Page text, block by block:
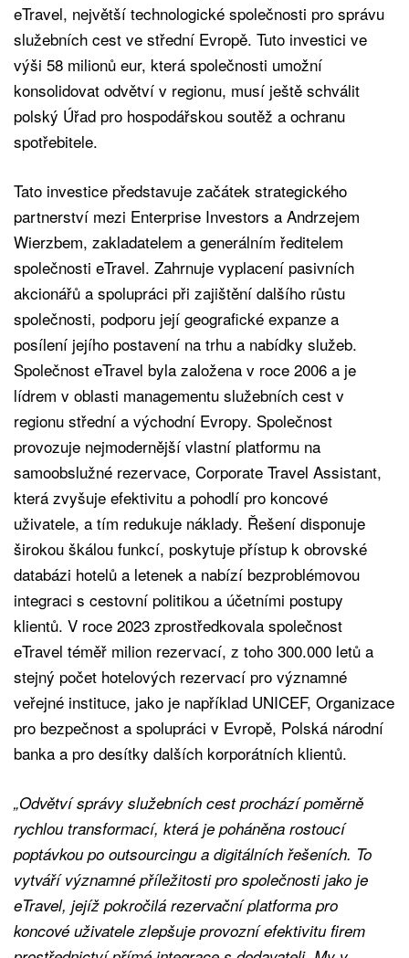
eTravel, největší technologické společnosti pro správu
služebních cest ve střední Evropě. Tuto investici ve
výši 58 milionů eur, která společnosti umožní
konsolidovat odvětví v regionu, musí ještě schválit
polský Úřad pro hospodářskou soutěž a ochranu
spotřebitele.
Tato investice představuje začátek strategického
partnerství mezi Enterprise Investors a Andrzejem
Wierzbem, zakladatelem a generálním ředitelem
společnosti eTravel. Zahrnuje vyplacení pasivních
akcionářů a spolupráci při zajištění dalšího růstu
společnosti, podporu její geografické expanze a
posílení jejího postavení na trhu a nabídky služeb.
Společnost eTravel byla založena v roce 2006 a je
lídrem v oblasti managementu služebních cest v
regionu střední a východní Evropy. Společnost
provozuje nejmodernější vlastní platformu na
samoobslužné rezervace, Corporate Travel Assistant,
která zvyšuje efektivitu a pohodlí pro koncové
uživatele, a tím redukuje náklady. Řešení disponuje
širokou škálou funkcí, poskytuje přístup k obrovské
databázi hotelů a letenek a nabízí bezproblémovou
integraci s cestovní politikou a účetními postupy
klientů. V roce 2023 zprostředkovala společnost
eTravel téměř milion rezervací, z toho 300.000 letů a
stejný počet hotelových rezervací pro významné
veřejné instituce, jako je například UNICEF, Organizace
pro bezpečnost a spolupráci v Evropě, Polská národní
banka a pro desítky dalších korporátních klientů.
„Odvětví správy služebních cest prochází poměrně
rychlou transformací, která je poháněna rostoucí
poptávkou po outsourcingu a digitálních řešeních. To
vytváří významné příležitosti pro společnosti jako je
eTravel, jejíž pokročilá rezervační platforma pro
koncové uživatele zlepšuje provozní efektivitu firem